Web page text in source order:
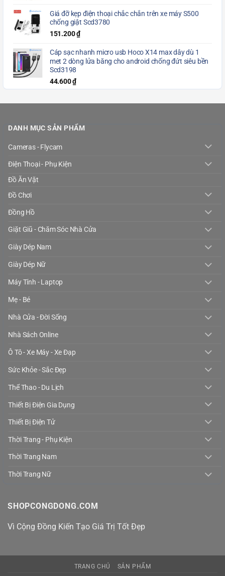
Giá đỡ kẹp điện thoại chắc chắn trên xe máy S500
chống giật Scd3780
151.200₫
Cáp sạc nhanh micro usb Hoco X14 max dây dù 1
met 2 dòng lửa băng cho android chống đứt siêu bền
Scd3198
44.600₫
DANH MỤC SẢN PHẨM
Cameras - Flycam
Điện Thoại - Phụ Kiện
Đồ Ăn Vặt
Đồ Chơi
Đồng Hồ
Giặt Giũ - Chăm Sóc Nhà Cửa
Giày Dép Nam
Giày Dép Nữ
Máy Tính - Laptop
Mẹ - Bé
Nhà Cửa - Đời Sống
Nhà Sách Online
Ô Tô - Xe Máy - Xe Đạp
Sức Khỏe - Sắc Đẹp
Thể Thao - Du Lịch
Thiết Bị Điện Gia Dụng
Thiết Bị Điện Tử
Thời Trang - Phụ Kiện
Thời Trang Nam
Thời Trang Nữ
SHOPCONGDONG.COM
Vì Cộng Đồng Kiến Tạo Giá Trị Tốt Đẹp
TRANG CHỦ SẢN PHẨM